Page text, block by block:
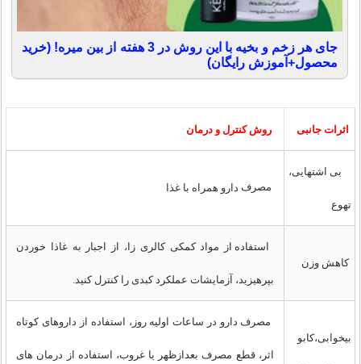
جای هر زخم و بخیه با این روش در 3 هفته از بین میره! (خرید
محصول+آموزش رایگان)
اثرات جانبی روش کنترل و درمان
بی اشتهایی،
تهوع
مصرف دارو همراه با غذا
کاهش وزن
استفاده از مواد کمکی کالری زا، از اجبار به غاذا خوردن
بپرهیزید، آزمایشات عملکرد کبدی را کنترل کنید.
بیخوابی،کابو
مصرف دارو در ساعات اولیه روز، استفاده از داروهای کوتاه
اثر، قطع مصرف بعدازظهر یا غروب، استفاده از درمان های